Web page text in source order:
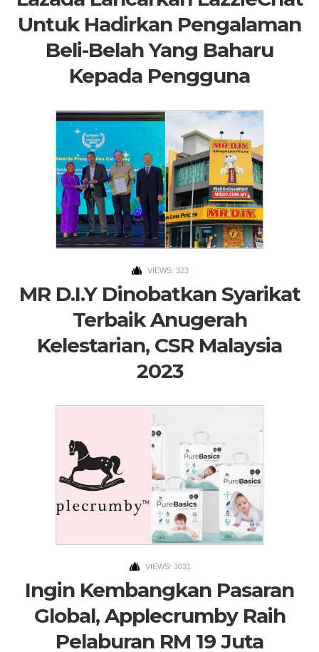
Untuk Hadirkan Pengalaman
Beli-Belah Yang Baharu
Kepada Pengguna
VIEWS: 323
MR D.I.Y Dinobatkan Syarikat
Terbaik Anugerah
Kelestarian, CSR Malaysia
2023
VIEWS: 3031
Ingin Kembangkan Pasaran
Global, Applecrumby Raih
Pelaburan RM 19 Juta